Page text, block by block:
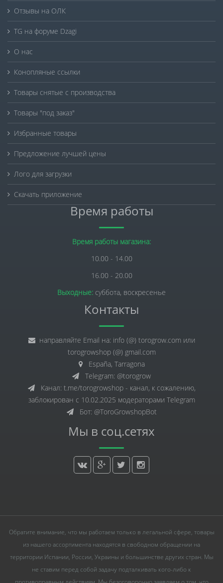
Отзывы на ОЛК
TG на форуме Dzagi
О нас
Конопляные ссылки
Товары снятые с производства
Товары "под заказ"
Избранные товары
Предложение лучшей цены
Лого для загрузки
Скачать приложение
Время работы
Время работы магазина:
10.00 - 14.00
16.00 - 20.00
Выходные: суббота, воскресенье
Контакты
направляйте Email на: info (@) torogrow.com или
torogrowshop (@) gmail.com
España, Tarragona
Telegram: @torogrow
Канал: t.me/torogrowshop - канал, к сожалению,
заблокирован с 10.02.2025 модераторами Telegram
Бот: @ToroGrowshopBot
Мы в соц.сетях
Обратите внимание, что мы работаем только в легальной сфере, товары
из нашего ассортимента находятся в свободном обращении на
территории Испании, России, Украины и большинстве других стран. Мы
не ставим перед собой задачу подталкивать кого-либо к